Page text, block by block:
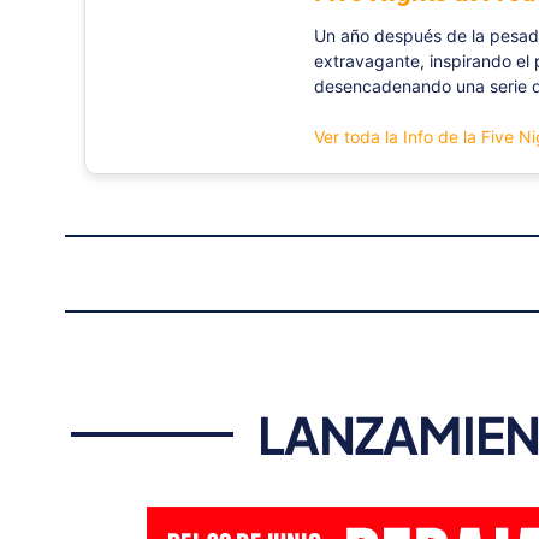
Un año después de la
extravagante, inspirando el
desencadenando una serie
Ver toda la Info de la Five